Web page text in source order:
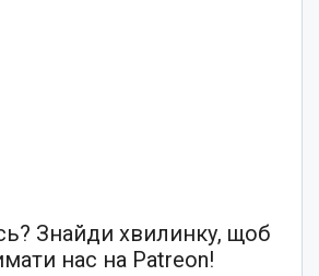
Знайди хвилинку, щоб
нас на Patreon!